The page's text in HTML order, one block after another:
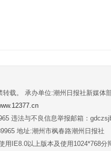
载。 承办单位:潮州日报社新媒体
违法与不良信息举报邮箱：
地址:潮州市枫春路潮州日报社
用IE8.0以上版本及使用1024*768分